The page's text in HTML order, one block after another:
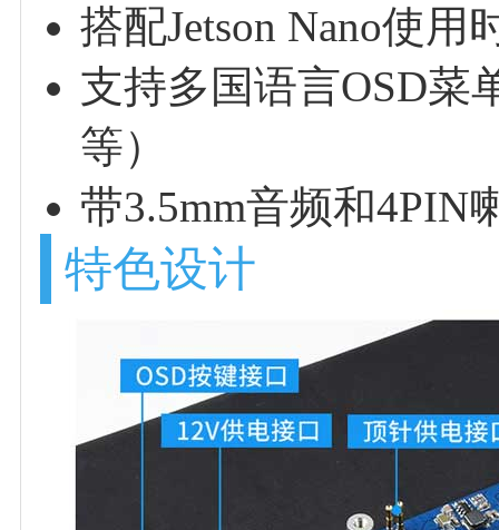
搭配Jetson Nano使用
支持多国语言OSD菜
等）
带3.5mm音频和4PIN
特色设计